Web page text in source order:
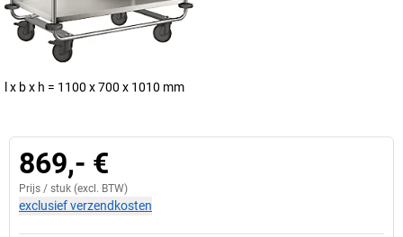
l x b x h = 1100 x 700 x 1010 mm
869,- €
Prijs / stuk (excl. BTW)
exclusief verzendkosten